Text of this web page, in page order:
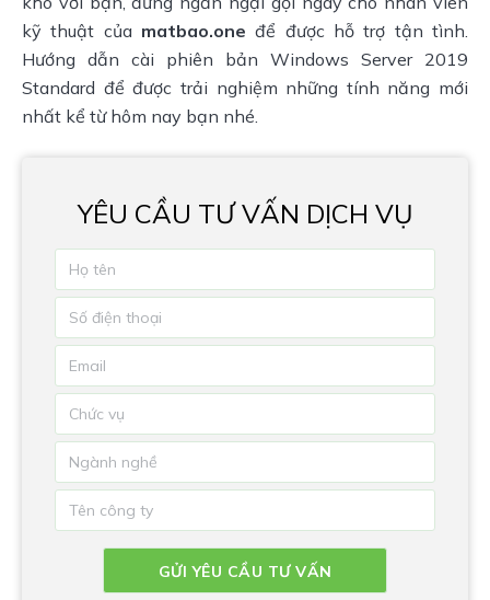
kỹ thuật của matbao.one để được hỗ trợ tận tình.
Hướng dẫn cài phiên bản Windows Server 2019
Standard để được trải nghiệm những tính năng mới
nhất kể từ hôm nay bạn nhé.
YÊU CẦU TƯ VẤN DỊCH VỤ